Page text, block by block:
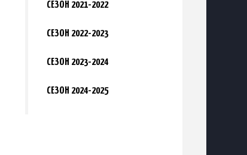
СЕЗОН 2021-2022
СЕЗОН 2022-2023
СЕЗОН 2023-2024
СЕЗОН 2024-2025